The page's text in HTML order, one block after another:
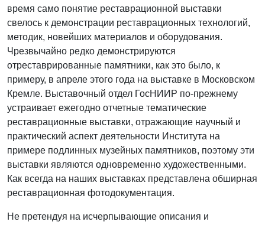
время само понятие реставрационной выставки
свелось к демонстрации реставрационных технологий,
методик, новейших материалов и оборудования.
Чрезвычайно редко демонстрируются
отреставрированные памятники, как это было, к
примеру, в апреле этого года на выставке в Московском
Кремле. Выставочный отдел ГосНИИР по-прежнему
устраивает ежегодно отчетные тематические
реставрационные выставки, отражающие научный и
практический аспект деятельности Института на
примере подлинных музейных памятников, поэтому эти
выставки являются одновременно художественными.
Как всегда на наших выставках представлена обширная
реставрационная фотодокументация.
Не претендуя на исчерпывающие описания и